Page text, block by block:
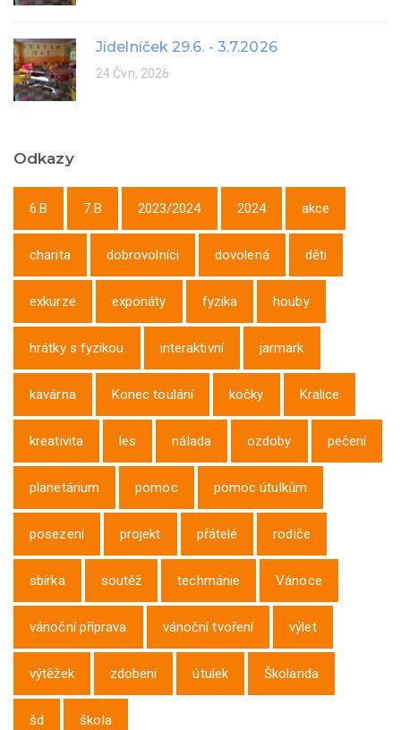
Jídelníček 29.6. - 3.7.2026
24 Čvn, 2026
Odkazy
6.B 7.B 2023/2024 2024 akce
charita dobrovolníci dovolená děti
exkurze exponáty fyzika houby
hrátky s fyzikou interaktivní jarmark
kavárna Konec toulání kočky Kralice
kreativita les nálada ozdoby pečení
planetárium pomoc pomoc útulkům
posezení projekt přátelé rodiče
sbírka soutěž techmánie Vánoce
vánoční příprava vánoční tvoření výlet
výtěžek zdobení útulek Školanda
šd škola